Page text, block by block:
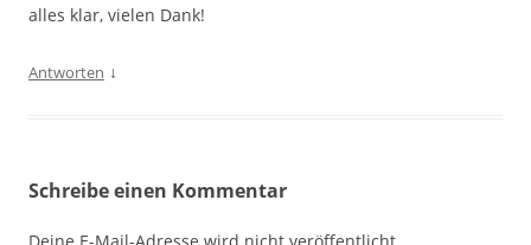
alles klar, vielen Dank!
Antworten ↓
Schreibe einen Kommentar